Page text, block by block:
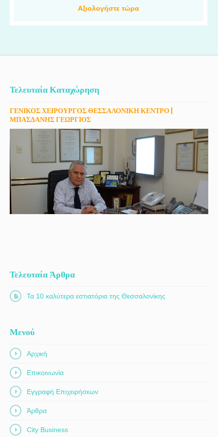
Αξιολογήστε τώρα
Τελευταία Καταχώρηση
ΓΕΝΙΚΟΣ ΧΕΙΡΟΥΡΓΟΣ ΘΕΣΣΑΛΟΝΙΚΗ ΚΕΝΤΡΟ |
ΜΠΑΣΔΑΝΗΣ ΓΕΩΡΓΙΟΣ
Τελευταία Άρθρα
Τα 10 καλύτερα εστιατόρια της Θεσσαλονίκης
Μενού
Αρχική
Επικοινωνία
Εγγραφή Επιχειρήσεων
Άρθρα
City Business